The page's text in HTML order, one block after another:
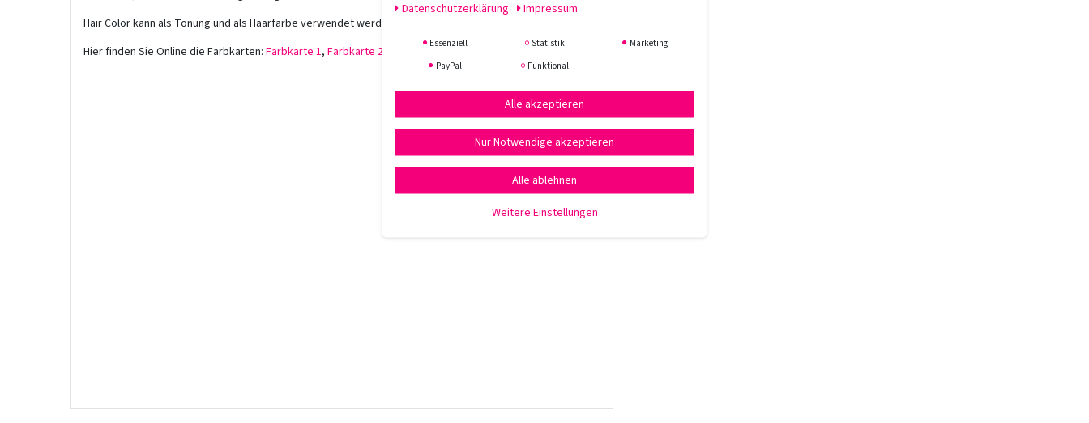
Hair Color kann als Tönung und als Haarfarbe verwendet werden.
Hier finden Sie Online die Farbkarten: Farbkarte 1, Farbkarte 2 Farbkarte 3,Farbkarte 4
Daten­schutz­erklärung
Impressum
Essenziell Statistik
Marketing
PayPal
Funktional
Alle akzeptieren
Nur Notwendige akzeptieren
Alle ablehnen
Weitere Einstellungen